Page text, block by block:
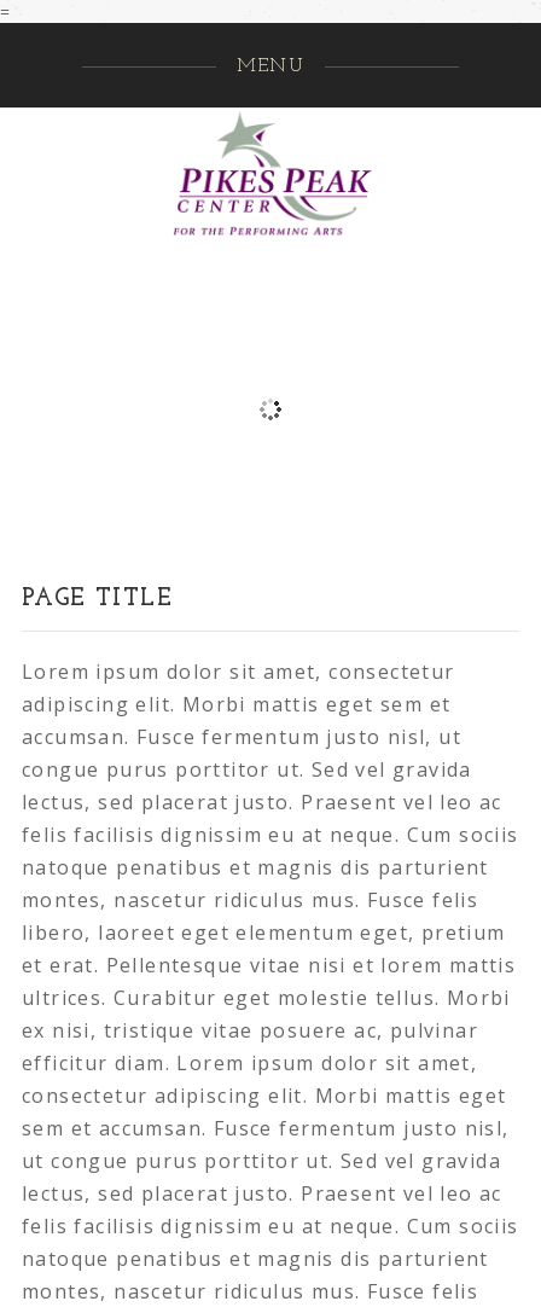
=
MENU
PAGE TITLE
Lorem ipsum dolor sit amet, consectetur
adipiscing elit. Morbi mattis eget sem et
accumsan. Fusce fermentum justo nisl, ut
congue purus porttitor ut. Sed vel gravida
lectus, sed placerat justo. Praesent vel leo ac
felis facilisis dignissim eu at neque. Cum sociis
natoque penatibus et magnis dis parturient
montes, nascetur ridiculus mus. Fusce felis
libero, laoreet eget elementum eget, pretium
et erat. Pellentesque vitae nisi et lorem mattis
ultrices. Curabitur eget molestie tellus. Morbi
ex nisi, tristique vitae posuere ac, pulvinar
efficitur diam. Lorem ipsum dolor sit amet,
consectetur adipiscing elit. Morbi mattis eget
sem et accumsan. Fusce fermentum justo nisl,
ut congue purus porttitor ut. Sed vel gravida
lectus, sed placerat justo. Praesent vel leo ac
felis facilisis dignissim eu at neque. Cum sociis
natoque penatibus et magnis dis parturient
montes, nascetur ridiculus mus. Fusce felis